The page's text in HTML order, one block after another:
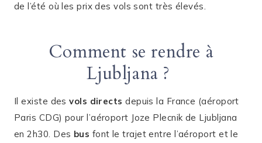
de l’été où les prix des vols sont très élevés.
Comment se rendre à
Ljubljana ?
Il existe des vols directs depuis la France (aéroport
Paris CDG) pour l’aéroport Joze Plecnik de Ljubljana
en 2h30. Des bus font le trajet entre l’aéroport et le